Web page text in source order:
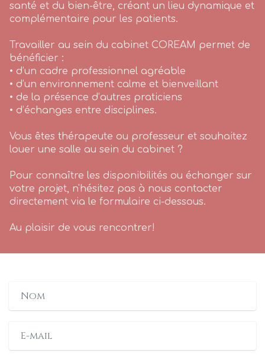
santé et du bien-être, créant un lieu dynamique et
complémentaire pour les patients.
Travailler au sein du cabinet COREAM permet de
bénéficier :
• d’un cadre professionnel agréable
• d’un environnement calme et bienveillant
• de la présence d’autres praticiens
• d’échanges entre disciplines.
Vous êtes thérapeute ou professeur et souhaitez
louer une salle au sein du cabinet ?
Pour connaître les disponibilités ou échanger sur
votre projet, n'hésitez pas à nous contacter
directement via le formulaire ci-dessous.
Au plaisir de vous rencontrer!